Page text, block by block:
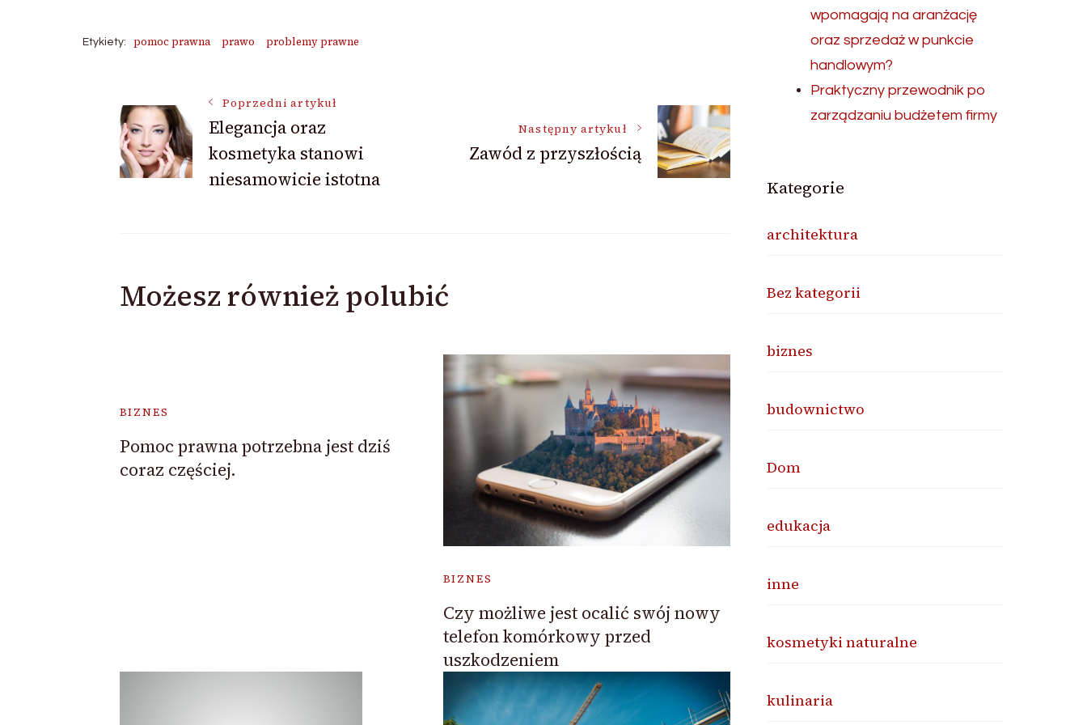
Etykiety: pomoc prawna prawo problemy prawne
Nawigacja
wpisu
Poprzedni artykuł
Elegancja oraz
kosmetyka stanowi
niesamowicie istotna
Następny artykuł
Zawód z przyszłością
Możesz również polubić
BIZNES
Pomoc prawna potrzebna jest dziś
coraz częściej.
BIZNES
Czy możliwe jest ocalić swój nowy
telefon komórkowy przed
uszkodzeniem
wpomagają na aranżację
oraz sprzedaż w punkcie
handlowym?
Praktyczny przewodnik po
zarządzaniu budżetem firmy
Kategorie
architektura
Bez kategorii
biznes
budownictwo
Dom
edukacja
inne
kosmetyki naturalne
kulinaria